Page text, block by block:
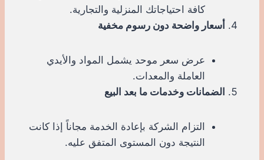
كافة احتياجاتك المنزلية والتجارية.
أسعار واضحة دون رسوم مخفية
عرض سعر موحد يشمل المواد والأيدي
العاملة والمعدات.
الضمانات وخدمات ما بعد البيع
التزام الشركة بإعادة الخدمة مجاناً إذا كانت
النتيجة دون المستوى المتفق عليه.